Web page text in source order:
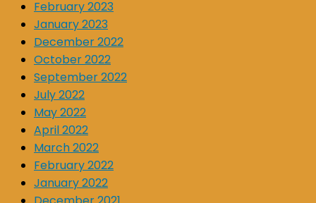
February 2023
January 2023
December 2022
October 2022
September 2022
July 2022
May 2022
April 2022
March 2022
February 2022
January 2022